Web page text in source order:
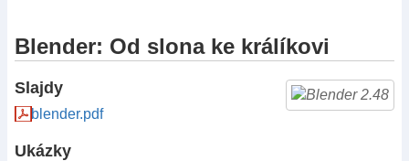
Blender: Od slona ke králíkovi
Slajdy
blender.pdf
Ukázky